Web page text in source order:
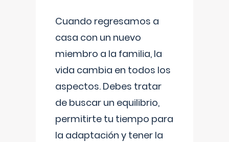
Cuando regresamos a
casa con un nuevo
miembro a la familia, la
vida cambia en todos los
aspectos. Debes tratar
de buscar un equilibrio,
permitirte tu tiempo para
la adaptación y tener la